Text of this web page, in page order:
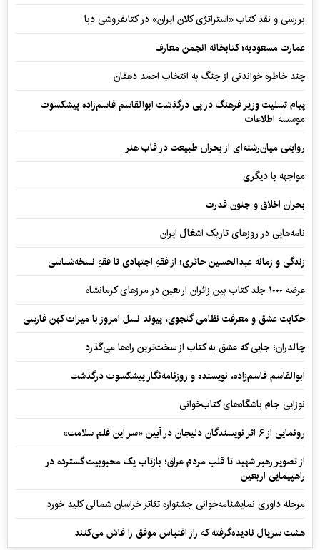
بررسی و نقد کتاب «استراتژی کلان ایران» در کتابفروشی دبا
عمارت مسعودیه؛ کتابخانه انجمن معارف
چند خاطره خواندنی از جنگ به انتخاب احمد دهقان
پیام تسلیت وزیر فرهنگ در پی درگذشت ابوالقاسم قاسم‌زاده پیشکسوت
موسسه اطلاعات
روایتی میان‌رشته‌ای از بحران طبیعت در قاب هنر
مواجهه با دیگری
بحران اخلاق و جنون قدرت
نامه‌هایی در روزهای تاریک اشغال ایران
زندگی و زمانه عبدالحسین حائری؛ از فقهِ اجتهادی تا فقهِ نسخه‌شناسی
عرضه ۱۰۰۰ جلد کتاب بین زائران اربعین در مرزهای کرمانشاه
حکایت عشق و معرفت نظامی گنجوی، پیوند نسل امروز با میراث کهن فارسی
چالدران؛ جایی که عشق به کتاب از سخت‌ترین راه‌ها می‌گذرد
ابوالقاسم قاسم‌زاده، نویسنده و روزنامه‌نگار پیشکسوت درگذشت
نوزایی جام باشگاه‌های کتاب‌خوانی
رونمایی از ۶ اثر نویسندگان دلیجان در آیین «سر این قلم سلامت»
از تصویر رهبر شهید تا قلب مردم عراق؛ بازتاب یک محبوبیت گسترده در
راهپیمایی اربعین
مرحله داوری نمایشنامه‌خوانی جشنواره تئاتر خراسان شمالی کلید خورد
هشت سریال نادیده‌گرفته که راز اقتباس موفق را فاش می‌کنند